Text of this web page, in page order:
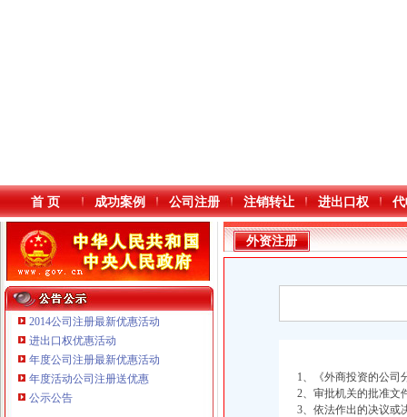
本站导航
首 页 成功案例 公司注册 注销转让 进出口权
2014公司注册最新优惠活动
进出口权优惠活动
年度公司注册最新优惠活动
年度活动公司注册送优惠
公示公告
外资注册
1、《外商投资的公司
2、审批机关的批准文
3、依法作出的决议或